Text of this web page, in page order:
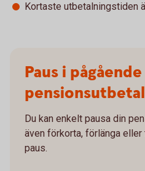
Kortaste utbetalningstiden
Paus i pågående
Du kan enkelt pausa din
även förkorta, förlänga eller
paus.